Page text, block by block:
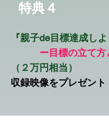
​特典４
『親子de目標達成しよ
ー目標の立て
（２万円相当）
収録映像をプレゼント